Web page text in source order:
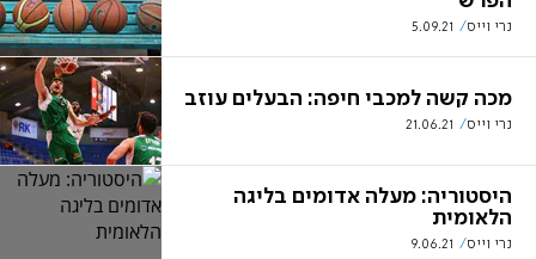
נרי וייס 5.09.21
מכה קשה למכבי חיפה: הבעלים עוזב
נרי וייס 21.06.21
היסטוריה: מעלה אדומים בליגה
הלאומית
נרי וייס 9.06.21